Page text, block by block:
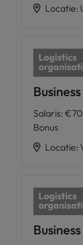
Locatie:
Salaris:
Bonus
Locatie: